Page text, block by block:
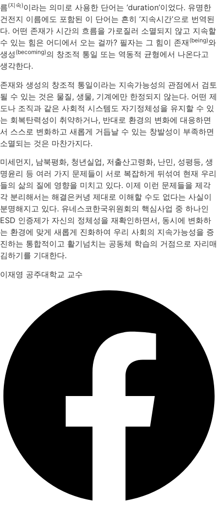
름(지속)이라는 의미로 사용한 단어는 ‘duration’이었다. 유명한
건전지 이름에도 포함된 이 단어는 흔히 ‘지속시간’으로 번역된
다. 어떤 존재가 시간의 흐름을 가로질러 소멸되지 않고 지속할
수 있는 힘은 어디에서 오는 걸까? 필자는 그 힘이 존재 (being)와
생성 (becoming)의 창조적 통일 또는 역동적 균형에서 나온다고
생각한다.
존재와 생성의 창조적 통일이라는 지속가능성의 관점에서 검토
될 수 있는 것은 물질, 생물, 기계에만 한정되지 않는다. 어떤 제
도나 조직과 같은 사회적 시스템도 자기정체성을 유지할 수 있
는 회복탄력성이 취약하거나, 반대로 환경의 변화에 대응하면
서 스스로 변화하고 새롭게 거듭날 수 있는 창발성이 부족하면
소멸되는 것은 마찬가지다.
미세먼지, 남북평화, 청년실업, 저출산고령화, 난민, 성평등, 생
명윤리 등 여러 가지 문제들이 서로 복잡하게 뒤섞여 현재 우리
들의 삶의 질에 영향을 미치고 있다. 이제 이런 문제들을 제각
각 분리해서는 해결은커녕 제대로 이해할 수도 없다는 사실이
분명해지고 있다. 유네스코한국위원회의 핵심사업 중 하나인
ESD 인증제가 자신의 정체성을 재확인하면서, 동시에 변화하
는 환경에 맞게 새롭게 진화하여 우리 사회의 지속가능성을 증
진하는 통합적이고 활기넘치는 공동체 학습의 거점으로 자리매
김하기를 기대한다.
이재영 공주대학교 교수